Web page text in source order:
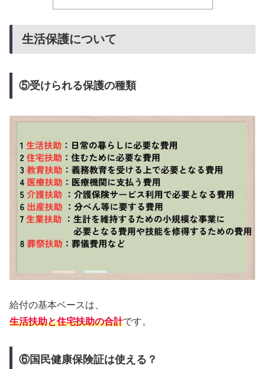
生活保護について
⑤受けられる保護の種類
給付の基本ベースは、
生活扶助と住宅扶助の合計です。
⑥国民健康保険証は使える？